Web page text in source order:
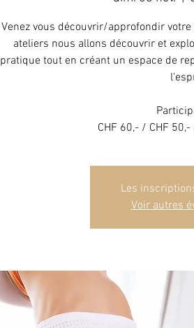
Venez vous découvrir/approfondir
ateliers nous allons découvrir et
pratique tout en créant un espace de
CHF 60,- / CHF
Les
Voir autres